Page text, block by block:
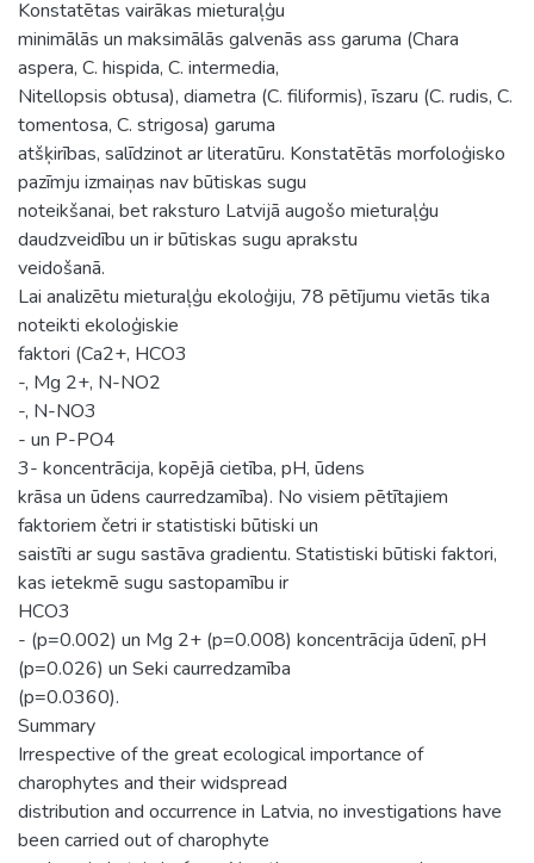
Konstatētas vairākas mieturaļģu
minimālās un maksimālās galvenās ass garuma (Chara
aspera, C. hispida, C. intermedia,
Nitellopsis obtusa), diametra (C. filiformis), īszaru (C. rudis, C.
tomentosa, C. strigosa) garuma
atšķirības, salīdzinot ar literatūru. Konstatētās morfoloģisko
pazīmju izmaiņas nav būtiskas sugu
noteikšanai, bet raksturo Latvijā augošo mieturaļģu
daudzveidību un ir būtiskas sugu aprakstu
veidošanā.
Lai analizētu mieturaļģu ekoloģiju, 78 pētījumu vietās tika
noteikti ekoloģiskie
faktori (Ca2+, HCO3
-, Mg 2+, N-NO2
-, N-NO3
- un P-PO4
3- koncentrācija, kopējā cietība, pH, ūdens
krāsa un ūdens caurredzamība). No visiem pētītajiem
faktoriem četri ir statistiski būtiski un
saistīti ar sugu sastāva gradientu. Statistiski būtiski faktori,
kas ietekmē sugu sastopamību ir
HCO3
- (p=0.002) un Mg 2+ (p=0.008) koncentrācija ūdenī, pH
(p=0.026) un Seki caurredzamība
(p=0.0360).
Summary
Irrespective of the great ecological importance of
charophytes and their widspread
distribution and occurrence in Latvia, no investigations have
been carried out of charophyte